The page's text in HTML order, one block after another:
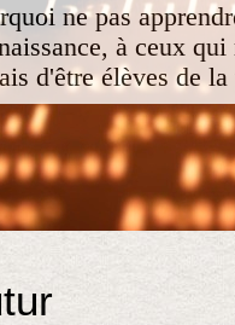
ne pas
à ceux
d'être élèves de